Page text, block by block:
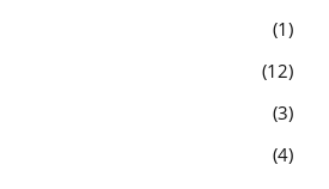
1
12
3
4